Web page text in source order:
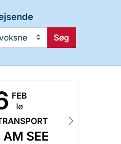
Søg
FEB
lø
AM SEE